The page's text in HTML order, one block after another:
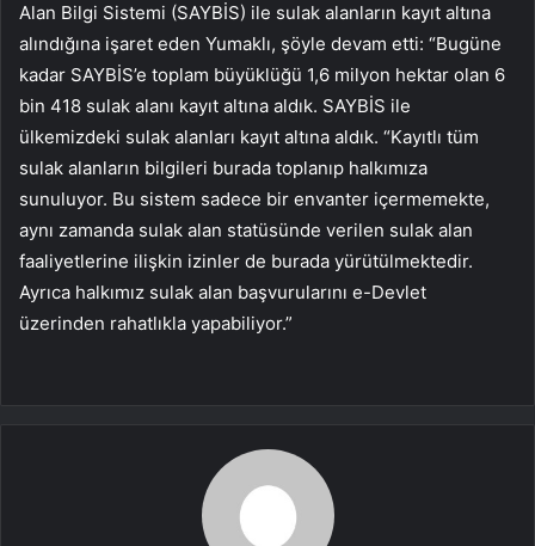
Alan Bilgi Sistemi (SAYBİS) ile sulak alanların kayıt altına
alındığına işaret eden Yumaklı, şöyle devam etti: “Bugüne
kadar SAYBİS’e toplam büyüklüğü 1,6 milyon hektar olan 6
bin 418 sulak alanı kayıt altına aldık. SAYBİS ile
ülkemizdeki sulak alanları kayıt altına aldık. “Kayıtlı tüm
sulak alanların bilgileri burada toplanıp halkımıza
sunuluyor. Bu sistem sadece bir envanter içermemekte,
aynı zamanda sulak alan statüsünde verilen sulak alan
faaliyetlerine ilişkin izinler de burada yürütülmektedir.
Ayrıca halkımız sulak alan başvurularını e-Devlet
üzerinden rahatlıkla yapabiliyor.”